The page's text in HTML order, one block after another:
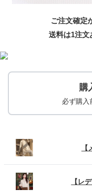
ご注文確定
送料は1注文
購
必ず購入
【レ